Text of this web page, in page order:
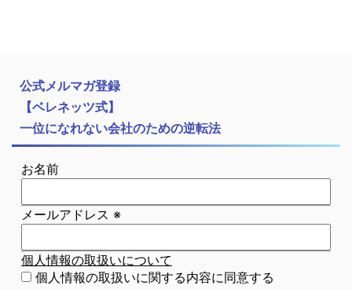
公式メルマガ登録
【ベレネッツ式】
一位になれない会社のための逆転法
お名前
メールアドレス ※
個人情報の取扱いについて
個人情報の取扱いに関する内容に同意する